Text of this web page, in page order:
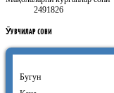
2491826
ӮҚУВЧИЛАРСОНИ
Бугун